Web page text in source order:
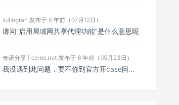
xulingran 发布于 6 年前（07月12日）
请问“启用局域网共享代理功能”是什么意思呢
奇诺分享 | ccino.net 发布于 6 年前（05月23日）
我没遇到此问题，要不你到官方开case问问看？